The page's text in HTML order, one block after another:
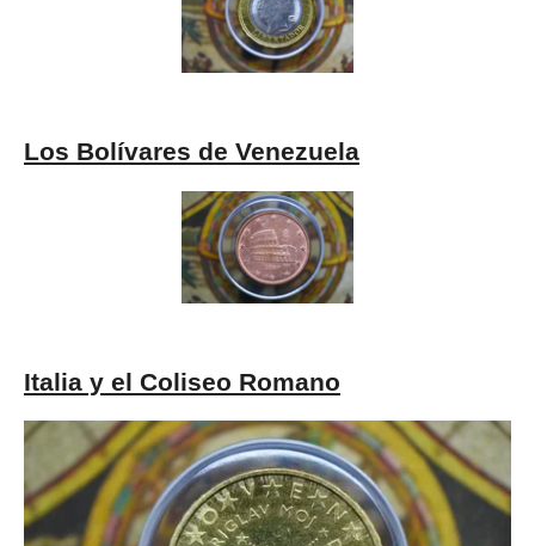
Los Bolívares de Venezuela
Italia y el Coliseo Romano